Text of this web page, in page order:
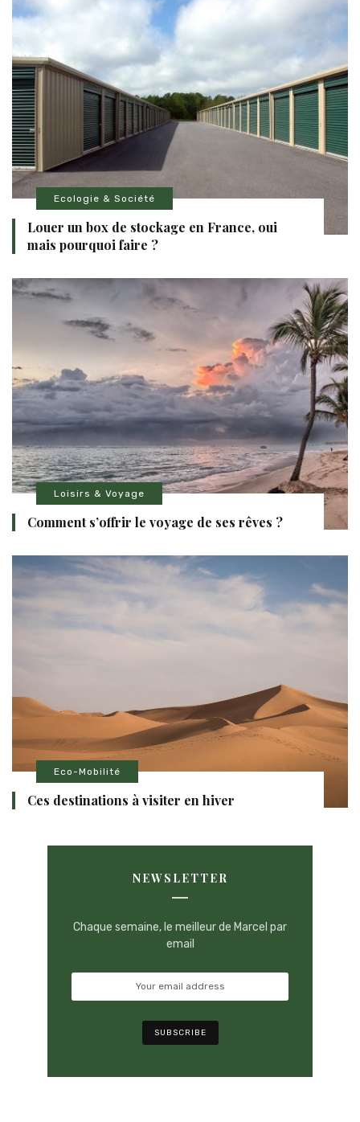
Ecologie & Société
Louer un box de stockage en France, oui
mais pourquoi faire ?
Loisirs & Voyage
Comment s’offrir le voyage de ses rêves ?
Eco-Mobilité
Ces destinations à visiter en hiver
NEWSLETTER
Chaque semaine, le meilleur de Marcel par
email